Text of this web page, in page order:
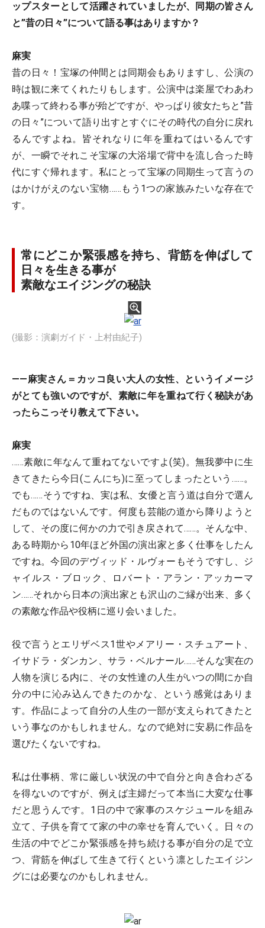
ップスターとして活躍されていましたが、同期の皆さん
と”昔の日々”について語る事はありますか？
麻実
昔の日々！宝塚の仲間とは同期会もありますし、公演の
時は観に来てくれたりもします。公演中は楽屋でわあわ
あ喋って終わる事が殆どですが、やっぱり彼女たちと”昔
の日々”について語り出すとすぐにその時代の自分に戻れ
るんですよね。皆それなりに年を重ねてはいるんです
が、一瞬でそれこそ宝塚の大浴場で背中を流し合った時
代にすぐ帰れます。私にとって宝塚の同期生って言うの
はかけがえのない宝物……もう1つの家族みたいな存在で
す。
常にどこか緊張感を持ち、背筋を伸ばして
日々を生きる事が
素敵なエイジングの秘訣
(撮影：演劇ガイド・上村由紀子)
――麻実さん＝カッコ良い大人の女性、というイメージ
がとても強いのですが、素敵に年を重ねて行く秘訣があ
ったらこっそり教えて下さい。
麻実
……素敵に年なんて重ねてないですよ(笑)。無我夢中に生
きてきたら今日(こんにち)に至ってしまったという……。
でも……そうですね、実は私、女優と言う道は自分で選ん
だものではないんです。何度も芸能の道から降りようと
して、その度に何かの力で引き戻されて……。そんな中、
ある時期から10年ほど外国の演出家と多く仕事をしたん
ですね。今回のデヴィッド・ルヴォーもそうですし、ジ
ャイルス・ブロック、ロバート・アラン・アッカーマ
ン……それから日本の演出家とも沢山のご縁が出来、多く
の素敵な作品や役柄に巡り会いました。
役で言うとエリザベス1世やメアリー・スチュアート、
イサドラ・ダンカン、サラ・ベルナール……そんな実在の
人物を演じる内に、その女性達の人生がいつの間にか自
分の中に沁み込んできたのかな、という感覚はありま
す。作品によって自分の人生の一部が支えられてきたと
いう事なのかもしれません。なので絶対に安易に作品を
選びたくないですね。
私は仕事柄、常に厳しい状況の中で自分と向き合わざる
を得ないのですが、例えば主婦だって本当に大変な仕事
だと思うんです。1日の中で家事のスケジュールを組み
立て、子供を育てて家の中の幸せを育んでいく。日々の
生活の中でどこか緊張感を持ち続ける事が自分の足で立
つ、背筋を伸ばして生きて行くという凛としたエイジン
グには必要なのかもしれません。